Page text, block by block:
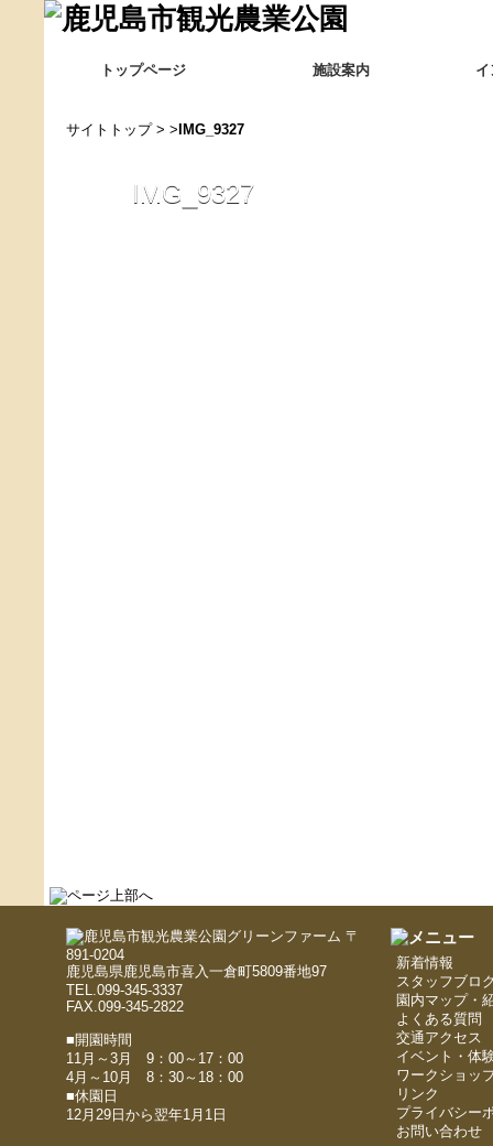
トップページ 施設案内
サイトトップ> > IMG_9327
IMG_9327
〒
891-0204
鹿児島県鹿児島市喜入一倉町5809番地97
TEL.099-345-3337
FAX.099-345-2822
■開園時間
11月～3月 9：00～17：00
4月～10月 8：30～18：00
■休園日
12月29日から翌年1月1日
新着情報
スタッフブロ
園内マップ・
よくある質問
交通アクセス
イベント・体
ワークショッ
リンク
プライバシー
お問い合わせ